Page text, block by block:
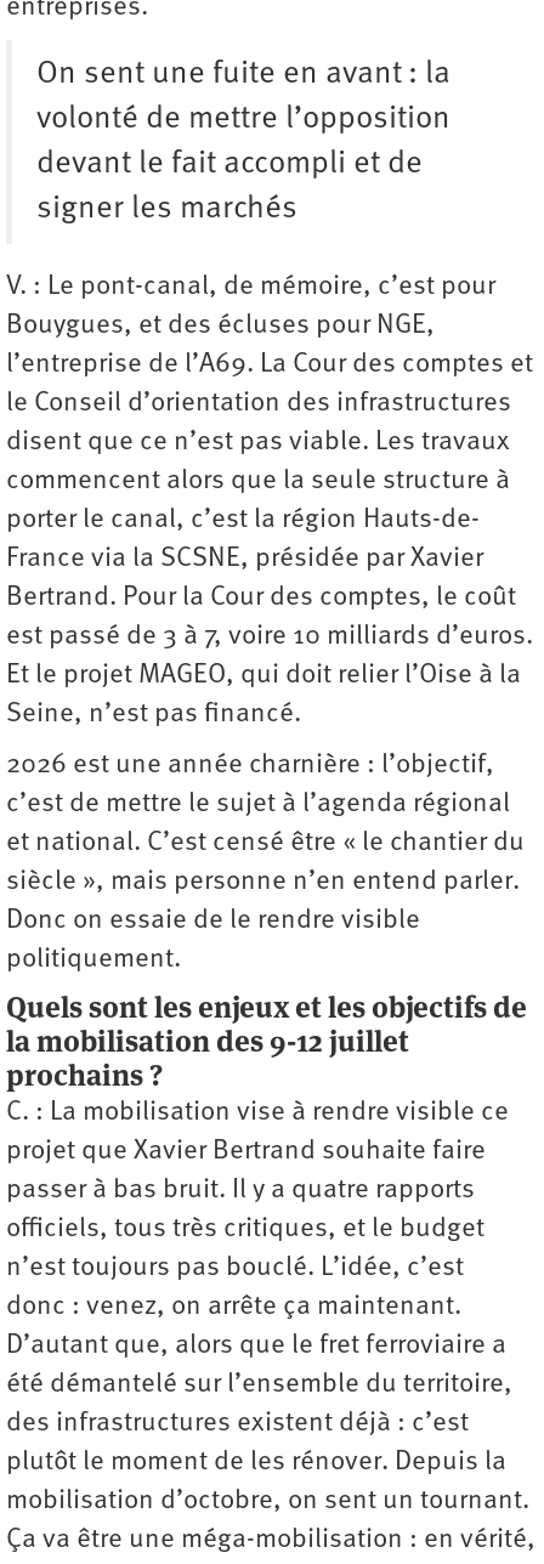
entreprises.
On sent une fuite en avant : la
volonté de mettre l’opposition
devant le fait accompli et de
signer les marchés
V. : Le pont-canal, de mémoire, c’est pour
Bouygues, et des écluses pour NGE,
l’entreprise de l’A69. La Cour des comptes et
le Conseil d’orientation des infrastructures
disent que ce n’est pas viable. Les travaux
commencent alors que la seule structure à
porter le canal, c’est la région Hauts-de-
France via la SCSNE, présidée par Xavier
Bertrand. Pour la Cour des comptes, le coût
est passé de 3 à 7, voire 10 milliards d’euros.
Et le projet MAGEO, qui doit relier l’Oise à la
Seine, n’est pas financé.
2026 est une année charnière : l’objectif,
c’est de mettre le sujet à l’agenda régional
et national. C’est censé être « le chantier du
siècle », mais personne n’en entend parler.
Donc on essaie de le rendre visible
politiquement.
Quels sont les enjeux et les objectifs de
la mobilisation des 9-12 juillet
prochains ?
C. : La mobilisation vise à rendre visible ce
projet que Xavier Bertrand souhaite faire
passer à bas bruit. Il y a quatre rapports
officiels, tous très critiques, et le budget
n’est toujours pas bouclé. L’idée, c’est
donc : venez, on arrête ça maintenant.
D’autant que, alors que le fret ferroviaire a
été démantelé sur l’ensemble du territoire,
des infrastructures existent déjà : c’est
plutôt le moment de les rénover. Depuis la
mobilisation d’octobre, on sent un tournant.
Ça va être une méga-mobilisation : en vérité,